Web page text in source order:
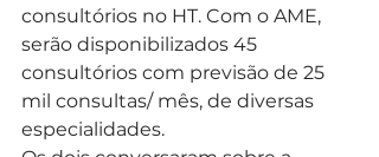
consultórios no HT. Com o AME,
serão disponibilizados 45
consultórios com previsão de 25
mil consultas/ mês, de diversas
especialidades.